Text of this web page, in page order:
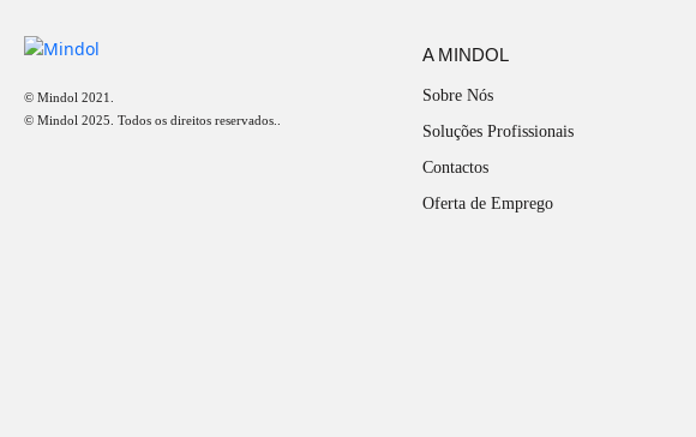
© Mindol 2021.
© Mindol 2025. Todos os direitos reservados..
A MINDOL
Sobre Nós
Soluções Profissionais
Contactos
Oferta de Emprego